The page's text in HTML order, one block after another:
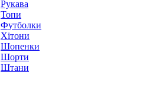
Рукава
Топи
Футболки
Хітони
Шопенки
Шорти
Штани